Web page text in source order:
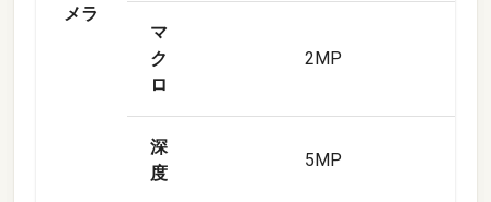
メラ
マ
ク
ロ
2 MP
深
度
5 MP